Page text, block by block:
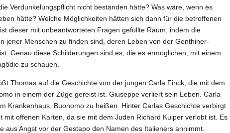
Verdunkelungspflicht nicht bestanden hätte? Was wäre, wenn es
hätte? Welche Möglichkeiten hätten sich dann für die betroffenen
dieser mit unbeantworteten Fragen gefüllte Raum, indem die
jener Menschen zu finden sind, deren Leben von der Genthiner-
Genau diese Schilderungen sind es, die es ermöglichen, mit einem
zu schauen.
Thomas auf die Geschichte von der jungen Carla Finck, die mit dem
in einem der Züge gereist ist. Giuseppe verliert sein Leben. Carla
Krankenhaus, Buonomo zu heißen.
Hinter Carlas Geschichte verbirgt
mit offenen Karten, da sie mit dem Juden Richard Kuiper verlobt ist. Es
aus Angst vor der Gestapo den Namen des Italieners annimmt.